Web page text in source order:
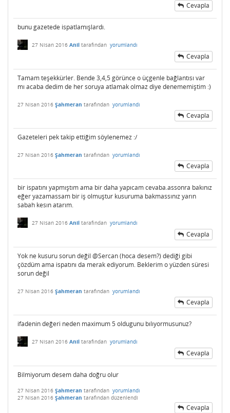
Cevapla
bunu gazetede ispatlamışlardı.
27 Nisan 2016 Anil tarafından yorumlandı
Cevapla
Tamam teşekkürler. Bende 3,4,5 görünce o üçgenle bağlantısı var
mı acaba dedim de her soruya atlamak olmaz diye denememiştim :)
27 Nisan 2016 Şahmeran tarafından yorumlandı
Cevapla
Gazeteleri pek takip ettiğim söylenemez :/
27 Nisan 2016 Şahmeran tarafından yorumlandı
Cevapla
bir ispatını yapmıştım ama bir daha yapıcam cevaba.assonra bakınız
eğer yazamassam bir iş olmuştur kusuruma bakmassınız yarın
sabah kesın atarım.
27 Nisan 2016 Anil tarafından yorumlandı
Cevapla
Yok ne kusuru sorun değil @Sercan (hoca desem?) dediği gibi
çözdüm ama ispatını da merak ediyorum. Beklerim o yüzden süresi
sorun değil
27 Nisan 2016 Şahmeran tarafından yorumlandı
Cevapla
ifadenin değeri neden maximum 5 oldugunu bılıyormusunuz?
27 Nisan 2016 Anil tarafından yorumlandı
Cevapla
Bilmiyorum desem daha doğru olur
27 Nisan 2016 Şahmeran tarafından yorumlandı
27 Nisan 2016 Şahmeran tarafından düzenlendi
Cevapla